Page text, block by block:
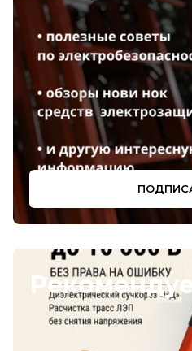
Щит вертикальный
АнтиТок
от 1 шт по 1 шт
Цена по запросу